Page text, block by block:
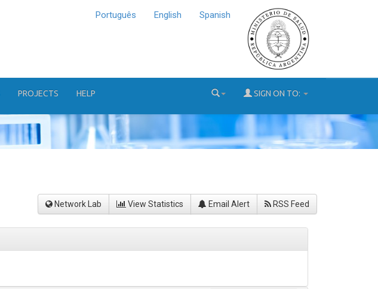
Português English Spanish
PROJECTS HELP SIGN ON TO:
Network Lab View Statistics Email Alert RSS Feed